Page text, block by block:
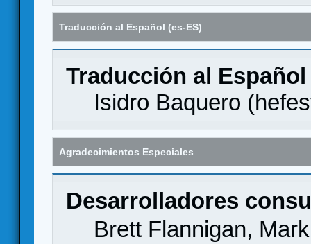
Traducción al Español (es-ES)
Traducción al Español
Isidro Baquero (
Agradecimientos Especiales
Desarrolladores
Brett Flannigan,